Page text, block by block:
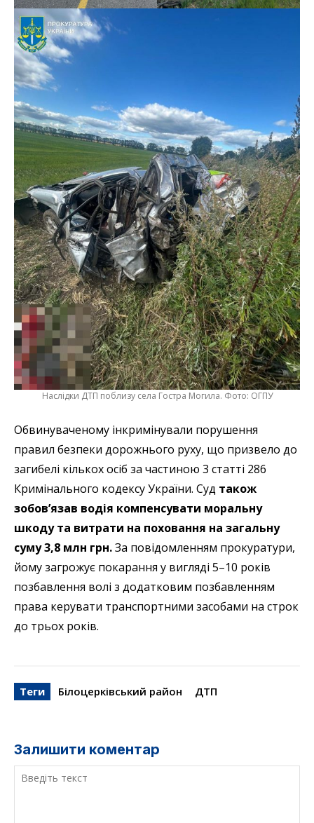
Наслідки ДТП поблизу села Гостра Могила. Фото: ОГПУ
Обвинуваченому інкримінували порушення
правил безпеки дорожнього руху, що призвело до
загибелі кількох осіб за частиною 3 статті 286
Кримінального кодексу України. Суд також
зобов’язав водія компенсувати моральну
шкоду та витрати на поховання на загальну
суму 3,8 млн грн.За повідомленням прокуратури,
йому загрожує покарання у вигляді 5–10 років
позбавлення волі з додатковим позбавленням
права керувати транспортними засобами на строк
до трьох років.
Теги Білоцерківський район ДТП
Залишити коментар